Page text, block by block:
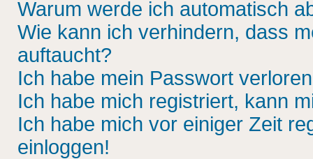
Warum werde ich automatisch
Wie kann ich verhindern, dass
auftaucht?
Ich habe mein Passwort
Ich habe mich registriert, kann
Ich habe mich vor einiger Zeit
einloggen!